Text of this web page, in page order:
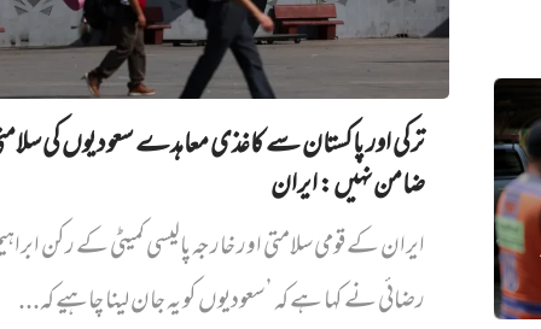
ترکی اور پاکستان سے کاغذی معاہدے سعودیوں کی
ضامن نہیں‌: ایران
ایران کے قومی سلامتی اور خارجہ پالیسی کمیٹی کے رکن
رضائی نے کہا ہے کہ ’سعودیوں کو یہ جان لینا چاہیے کہ...